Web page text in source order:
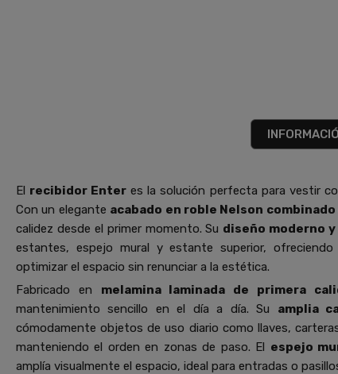
El recibidor Enter es la solución perfecta para vestir
Con un elegante acabado en roble Nelson
calidez desde el primer momento. Su diseño moderno
estantes, espejo mural y estante superior, ofreciendo
optimizar el espacio sin renunciar a la estética.
Fabricado en melamina laminada de primera
mantenimiento sencillo en el día a día. Su amplia
cómodamente objetos de uso diario como llaves,
manteniendo el orden en zonas de paso. El espejo
amplía visualmente el espacio, ideal para entradas o